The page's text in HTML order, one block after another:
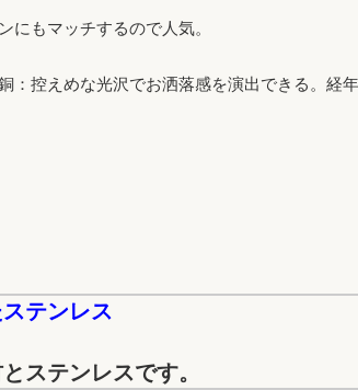
にもマッチするので人気。
：控えめな光沢でお洒落感を演出できる。経
テンレス
ステンレスです。